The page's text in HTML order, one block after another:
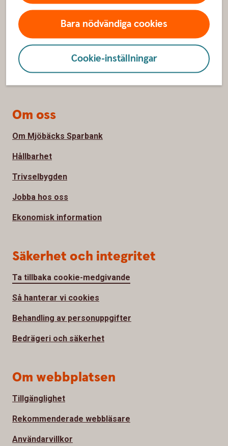
Bara nödvändiga cookies
Cookie-inställningar
Spärrhjälp
Hitta bankkontoret
Bli kund
Priser, räntor och kurser
Om oss
Om Mjöbäcks Sparbank
Hållbarhet
Trivselbygden
Jobba hos oss
Ekonomisk information
Säkerhet och integritet
Ta tillbaka cookie-medgivande
Så hanterar vi cookies
Behandling av personuppgifter
Bedrägeri och säkerhet
Om webbplatsen
Tillgänglighet
Rekommenderade webbläsare
Användarvillkor